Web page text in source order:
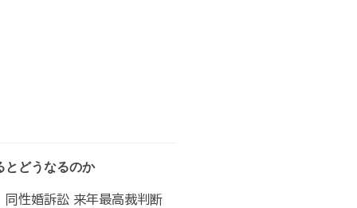
とどうなるのか
性婚訴訟 来年最高裁判断